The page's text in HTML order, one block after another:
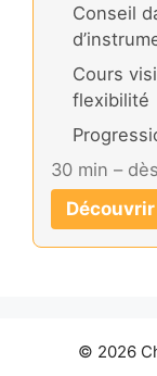
Conseil
Cours
flexibilité
30 min – dès
© 2026